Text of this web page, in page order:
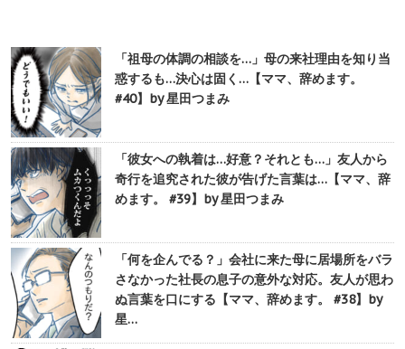
「祖母の体調の相談を…」母の来社理由を知り当
惑するも…決心は固く…【ママ、辞めます。
#40】by 星田つまみ
「彼女への執着は…好意？それとも…」友人から
奇行を追究された彼が告げた言葉は…【ママ、辞
めます。 #39】by 星田つまみ
「何を企んでる？」会社に来た母に居場所をバラ
さなかった社長の息子の意外な対応。友人が思わ
ぬ言葉を口にする【ママ、辞めます。 #38】by
星…